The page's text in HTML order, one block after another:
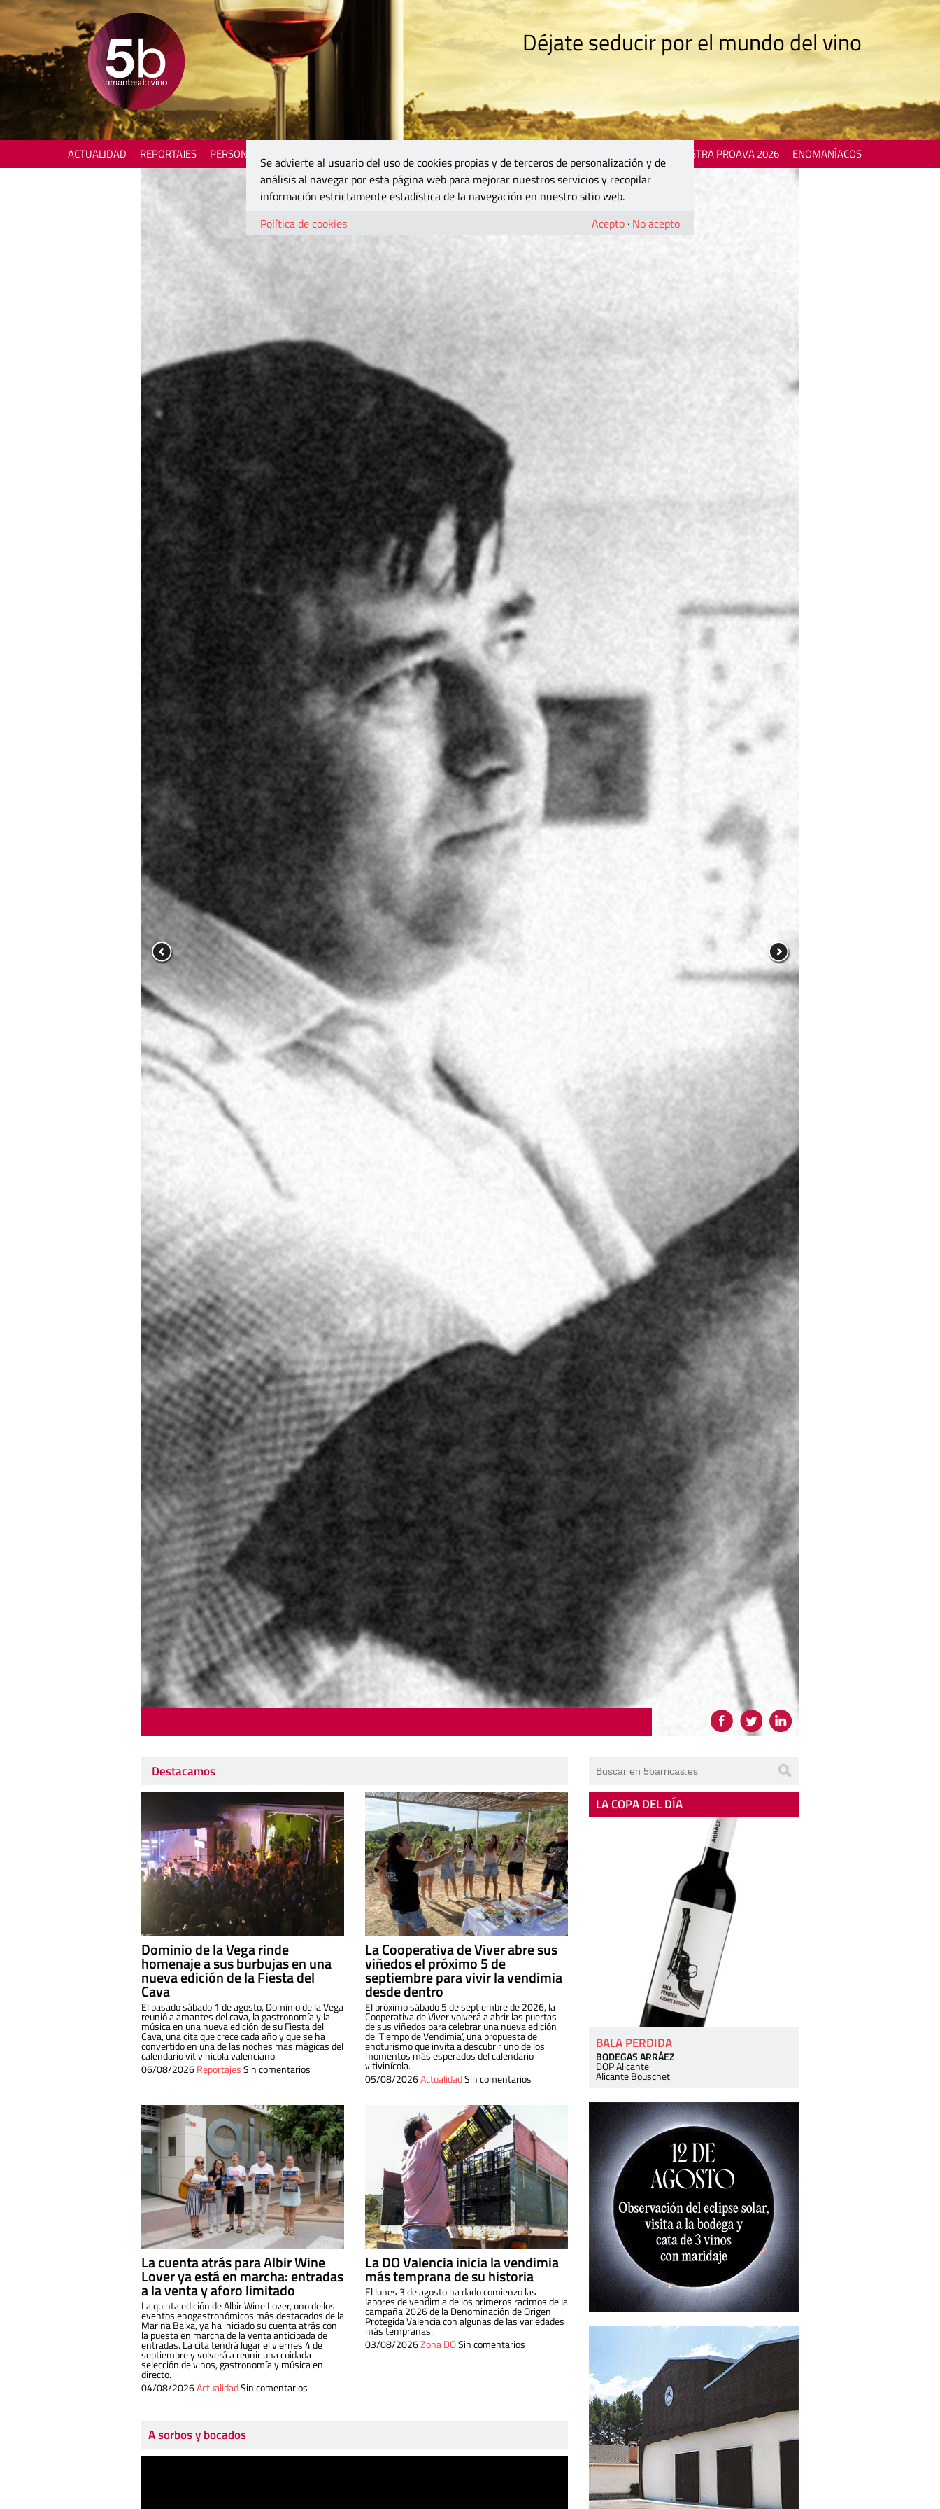
Déjate seducir por el mundo del vino
ACTUALIDAD REPORTAJES PERSONAJES MOSTRA PROAVA 2026 ENOMANÍACOS
Destacamos
Dominio de la Vega rinde
homenaje a sus burbujas en una
nueva edición de la Fiesta del
Cava
El pasado sábado 1 de agosto, Dominio de la Vega
reunió a amantes del cava, la gastronomía y la
música en una nueva edición de su Fiesta del
Cava, una cita que crece cada año y que se ha
convertido en una de las noches más mágicas del
calendario vitivinícola valenciano.
06/08/2026ReportajesSin comentarios
La Cooperativa de Viver abre sus
viñedos el próximo 5 de
septiembre para vivir la vendimia
desde dentro
El próximo sábado 5 de septiembre de 2026, la
Cooperativa de Viver volverá a abrir las puertas
de sus viñedos para celebrar una nueva edición
de ‘Tiempo de Vendimia’, una propuesta de
enoturismo que invita a descubrir uno de los
momentos más esperados del calendario
vitivinícola.
05/08/2026ActualidadSin comentarios
La cuenta atrás para Albir Wine
Lover ya está en marcha: entradas
a la venta y aforo limitado
La quinta edición de Albir Wine Lover, uno de los
eventos enogastronómicos más destacados de la
Marina Baixa, ya ha iniciado su cuenta atrás con
la puesta en marcha de la venta anticipada de
entradas. La cita tendrá lugar el viernes 4 de
septiembre y volverá a reunir una cuidada
selección de vinos, gastronomía y música en
directo.
04/08/2026ActualidadSin comentarios
La DO Valencia inicia la vendimia
más temprana de su historia
El lunes 3 de agosto ha dado comienzo las
labores de vendimia de los primeros racimos de la
campaña 2026 de la Denominación de Origen
Protegida Valencia con algunas de las variedades
más tempranas.
03/08/2026Zona DOSin comentarios
A sorbos y bocados
LA COPA DEL DÍA
BALA PERDIDA
BODEGAS ARRÁEZ
DOP Alicante
Alicante Bouschet
Se advierte al usuario del uso de cookies propias y de terceros de personalización y de
análisis al navegar por esta página web para mejorar nuestros servicios y recopilar
información estrictamente estadística de la navegación en nuestro sitio web.
Política de cookies
Acepto · No acepto